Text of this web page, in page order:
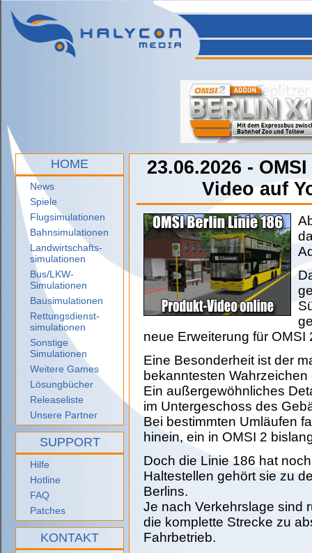
HOME
News
Spiele
Flugsimulationen
Bahnsimulationen
Landwirtschafts-
simulationen
Bus/LKW-
Simulationen
Bausimulationen
Rettungsdienst-
simulationen
Sonstige
Simulationen
Weitere Games
Lösungbücher
Releaseliste
Unsere Partner
SUPPORT
Hilfe
Hotline
FAQ
Patches
KONTAKT
23.06.2026 -
Video auf
neue Erweiterung für OMSI
Eine Besonderheit ist der
bekanntesten
Ein außergewöhnliches
im Untergeschoss des
Bei bestimmten Umläufen
hinein, ein in OMSI 2
Doch die Linie 186 hat
Haltestellen gehört sie zu
Berlins.
Je nach Verkehrslage sind
die komplette Strecke zu
Fahrbetrieb.